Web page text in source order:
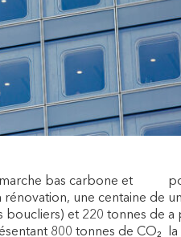
bas carbone et
une centaine de
boucliers) et 220 tonnes de
800 tonnes de CO₂
a